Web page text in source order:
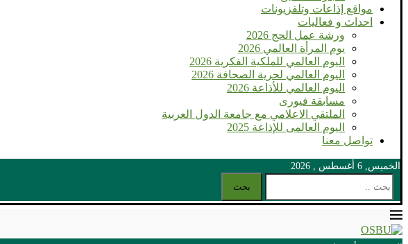
مواقع إذاعات وتلفزيونات
احداث و فعاليات
ورشة عمل الحج 2026
يوم المرأة العالمي 2026
اليوم العالمي للملكية الفكرية 2026
اليوم العالمي لحرية الصحافة 2026
اليوم العالمي للأذاعة 2026
مسابقة فيورى
الملتقي الاعلامي مع جامعة الدول العربية
اليوم العالمى للإذاعة 2025
تواصل معنا
الخميس, 6 أغسطس , 2026
بحث